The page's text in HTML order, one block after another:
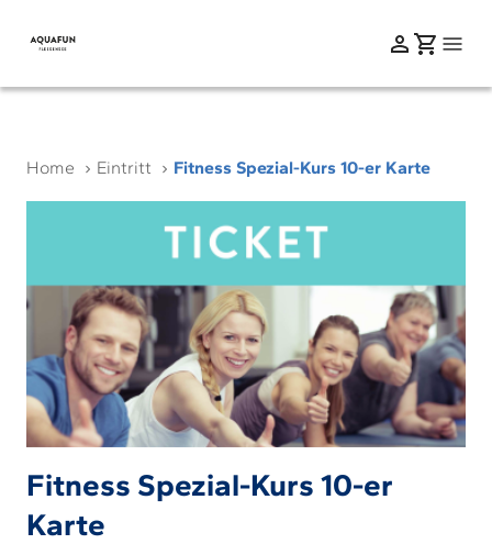
Home Eintritt Fitness Spezial-Kurs 10-er Karte
Fitness Spezial-Kurs 10-er
Karte